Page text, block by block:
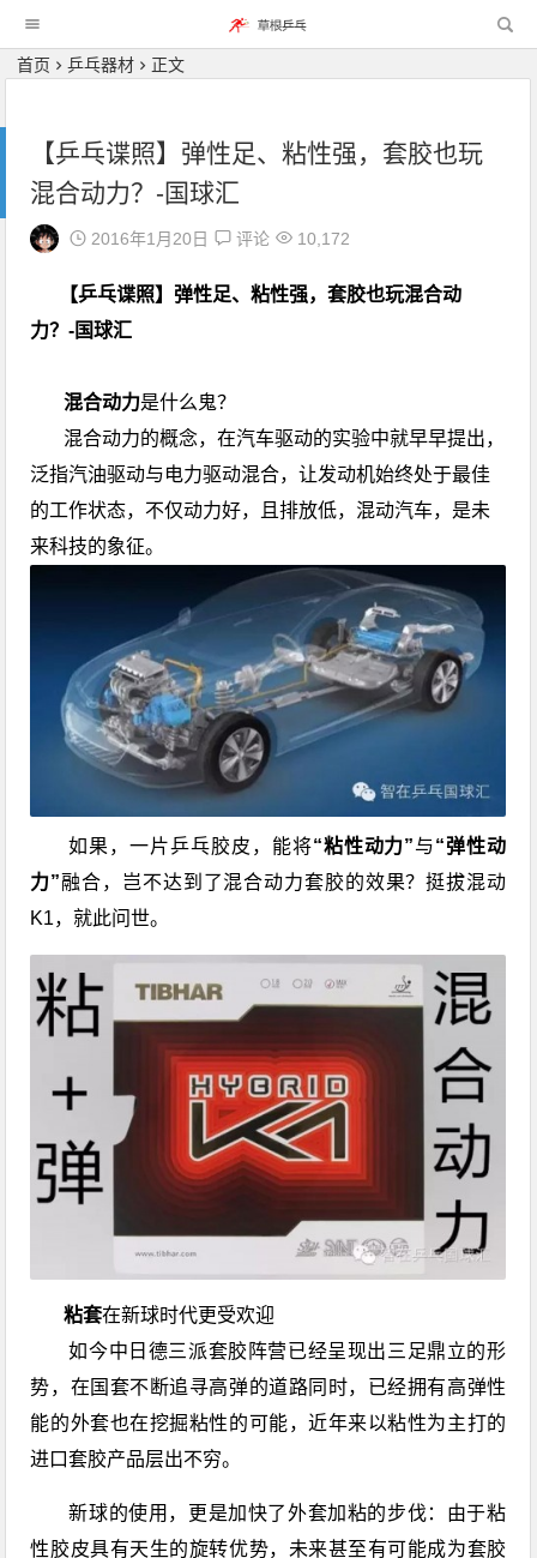
首页 乒乓器材 正文
【乒乓谍照】弹性足、粘性强，套胶也玩
混合动力？-国球汇
2016年1月20日 评论 10,172
【乒乓谍照】弹性足、粘性强，套胶也玩混合动
力？-国球汇
混合动力是什么鬼？
混合动力的概念，在汽车驱动的实验中就早早提出，
泛指汽油驱动与电力驱动混合，让发动机始终处于最佳
的工作状态，不仅动力好，且排放低，混动汽车，是未
来科技的象征。
如果，一片乒乓胶皮，能将“粘性动力”与“弹性动
力”融合，岂不达到了混合动力套胶的效果？挺拔混动
K1，就此问世。
粘套在新球时代更受欢迎
如今中日德三派套胶阵营已经呈现出三足鼎立的形
势，在国套不断追寻高弹的道路同时，已经拥有高弹性
能的外套也在挖掘粘性的可能，近年来以粘性为主打的
进口套胶产品层出不穷。
新球的使用，更是加快了外套加粘的步伐：由于粘
性胶皮具有天生的旋转优势，未来甚至有可能成为套胶